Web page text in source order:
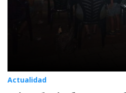
Actualidad